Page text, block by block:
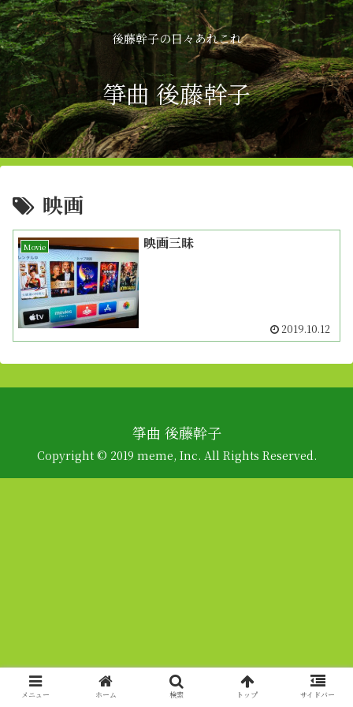
後藤幹子の日々あれこれ
箏曲 後藤幹子
映画
Movie 映画三昧
2019.10.12
箏曲 後藤幹子
Copyright © 2019 meme, Inc. All Rights Reserved.
メニュー ホーム 検索 トップ サイドバー